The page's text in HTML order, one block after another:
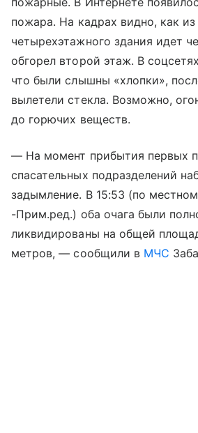
пожара. На кадрах видно, как
четырехэтажного здания идет
обгорел второй этаж. В
что были слышны «хлопки»,
вылетели стекла. Возможно,
до горючих веществ.
— На момент прибытия первых
спасательных подразделений
задымление. В 15:53 (по
-Прим.ред.) оба очага были
ликвидированы на общей
метров, — сообщили в МЧС